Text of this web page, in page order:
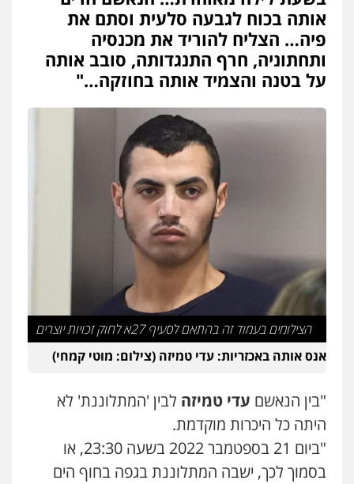
0526577766
עו"ד עמית רוזנצויג
משפט פלילי דיני תעבורה
עו"ד אור בן שאנן
מעצרים וחקירות
0549199449
בר ציון – אוזן משרד עורכי דין
פלילי עבירות תנועה תעבורה
חמורה
0505258475
עו"ד אמיר נאטור
פלילי פשיעה חמורה צווארון לבן מעצרים
עו"ד אתנה אדרי
פשיעה חמורה
וחקירות עורכי דין לענייני אסירים
0502181995
אותה בכוח לגבעה סלעית וסתם את
פיה… הצליח להוריד את מכנסיה
ותחתוניה, חרף התנגדותה, סובב אותה
על בטנה והצמיד אותה בחוזקה…"
הצילומים בעמוד זה בהתאם לסעיף 27א לחוק זכויות יוצרים
אנס אותה באכזריות: עדי טמיזה (צילום: מוטי קמחי)
"בין הנאשם עדי טמיזה לבין 'המתלוננת' לא
היתה כל היכרות מוקדמת.
"ביום 21 בספטמבר 2022 בשעה 23:30, או
בסמוך לכך, ישבה המתלוננת בגפה בחוף הים